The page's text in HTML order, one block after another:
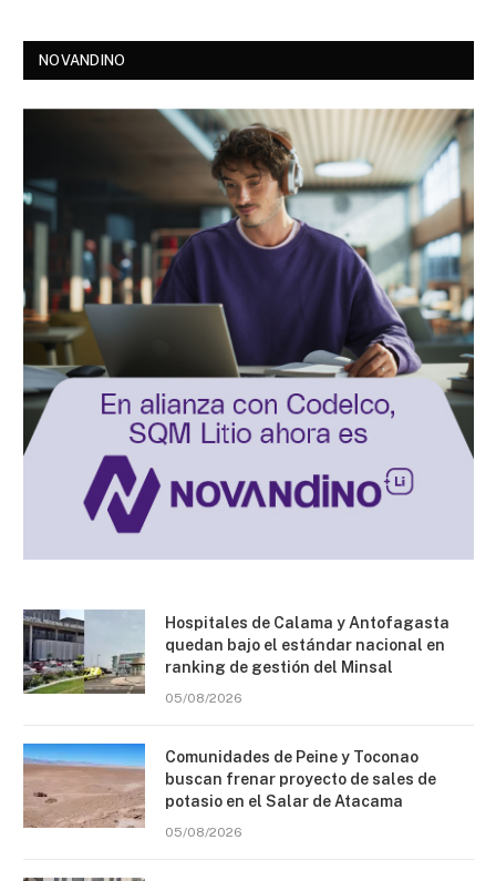
NOVANDINO
Hospitales de Calama y Antofagasta
quedan bajo el estándar nacional en
ranking de gestión del Minsal
05/08/2026
Comunidades de Peine y Toconao
buscan frenar proyecto de sales de
potasio en el Salar de Atacama
05/08/2026